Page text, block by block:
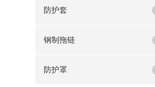
防护套
钢制拖链
防护罩